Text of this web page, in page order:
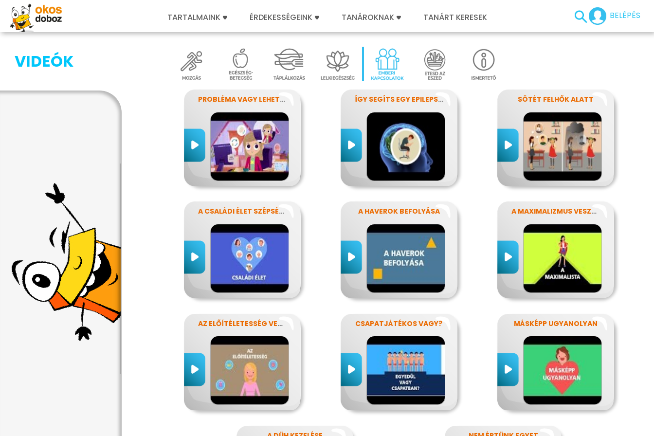
BELÉPÉS
TARTALMAINK ÉRDEKESSÉGEINK TANÁROKNAK TANÁRT KERESEK
VIDEÓK
PROBLÉMA VAGY LEHETŐSÉG? ÍGY SEGÍTS EGY EPILEPSZIÁSNAK SÖTÉT FELHŐK ALATT
A CSALÁDI ÉLET SZÉPSÉGEI ÉS NEHÉZSÉGEI A HAVEROK BEFOLYÁSA A MAXIMALIZMUS VESZÉLYEI
AZ ELŐÍTÉLETESSÉG VESZÉLYEI CSAPATJÁTÉKOS VAGY? MÁSKÉPP UGYANOLYAN